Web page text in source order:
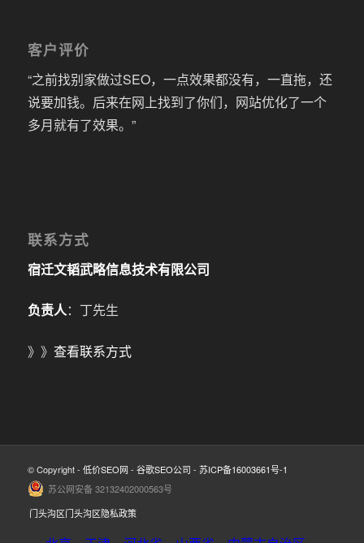
客户评价
“之前找别家做过SEO，一点效果都没有，一直拖，还
说要加钱。后来在网上找到了你们，网站优化了一个
多月就有了效果。”
联系方式
宿迁文韬武略信息技术有限公司
负责人：丁先生
》》 查看联系方式
© Copyright - 低价SEO网 - 谷歌SEO公司 - 苏ICP备16003661号-1
苏公网安备 32132402000563号
门头沟区门头沟区隐私政策